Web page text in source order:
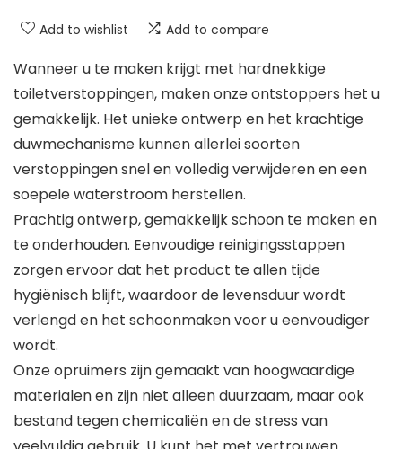
Add to wishlist Add to compare
Wanneer u te maken krijgt met hardnekkige
toiletverstoppingen, maken onze ontstoppers het u
gemakkelijk. Het unieke ontwerp en het krachtige
duwmechanisme kunnen allerlei soorten
verstoppingen snel en volledig verwijderen en een
soepele waterstroom herstellen.
Prachtig ontwerp, gemakkelijk schoon te maken en
te onderhouden. Eenvoudige reinigingsstappen
zorgen ervoor dat het product te allen tijde
hygiënisch blijft, waardoor de levensduur wordt
verlengd en het schoonmaken voor u eenvoudiger
wordt.
Onze opruimers zijn gemaakt van hoogwaardige
materialen en zijn niet alleen duurzaam, maar ook
bestand tegen chemicaliën en de stress van